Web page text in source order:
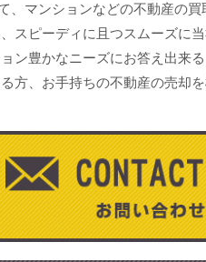
、マンションなどの不動産の買
スピーディに且つスムーズに
ン豊かなニーズにお答え出来
方、お手持ちの不動産の売却